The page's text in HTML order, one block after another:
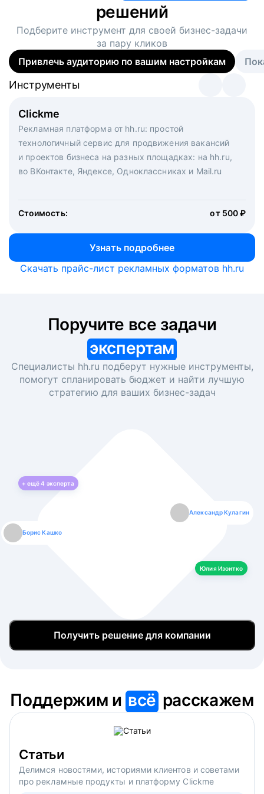
решений
Подберите инструмент для своей бизнес-задачи
за пару кликов
Привлечь аудиторию по вашим настройкам
Clickme
Рекламная платформа от hh.ru: простой
технологичный сервис для продвижения вакансий
и проектов бизнеса на разных площадках: на hh.ru,
во ВКонтакте, Яндексе, Одноклассниках и Mail.ru
Стоимость: от 500 ₽
Узнать подробнее
Инструменты
Вакансия дня
Рекламный формат для вакансий на главной странице
hh.ru. Увеличивает количество откликов
Инструменты
Массовый подбор под ключ. Решите, сколько
кандидатов и когда вам нужно, и за дело возьмутся
маркетологи, рекрутеры и проектные менеджеры
hh.ru с целым набором digital-инструментов
Инструменты
Скачать прайс-лист рекламных форматов hh.ru
экспертам
Специалисты hh.ru подберут нужные инструменты,
помогут спланировать бюджет и найти лучшую
стратегию для ваших бизнес-задач
+ ещё4 эксперта
Борис Кашко
Александр Кулагин
Юлия Изоитко
Юлия Изоитко
Даниил Макаров
Александр Кулагин
Екатерина Лазаренко
Даниил Макаров
Борис Кашко
Екатерина Лазаренко
Юлия Изоитко
Получить решение для компании
Поддержим ивсё расскажем
Статьи
Делимся новостями, историями клиентов и советами
про рекламные продукты и платформу Clickme